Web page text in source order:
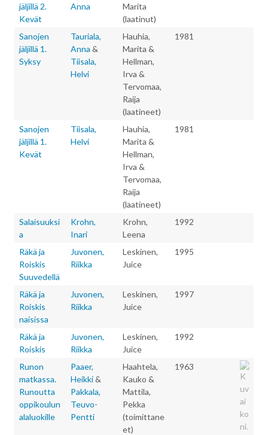
jäljillä 2.
Kevät
Anna
Marita
(laatinut)
Sanojen
jäljillä 1.
Syksy
Tauriala,
Anna &
Tiisala,
Helvi
Hauhia,
Marita &
Hellman,
Irva &
Tervomaa,
Raija
(laatineet)
1981
Sanojen
jäljillä 1.
Kevät
Tiisala,
Helvi
Hauhia,
Marita &
Hellman,
Irva &
Tervomaa,
Raija
(laatineet)
1981
Salaisuuksi
a
Krohn,
Inari
Krohn,
Leena
1992
Räkä ja
Roiskis
Suuvedellä
Juvonen,
Riikka
Leskinen,
Juice
1995
Räkä ja
Roiskis
naisissa
Juvonen,
Riikka
Leskinen,
Juice
1997
Räkä ja
Roiskis
Juvonen,
Riikka
Leskinen,
Juice
1992
Runon
matkassa.
Runoutta
oppikoulun
alaluokille
Paaer,
Heikki&
Pakkala,
Teuvo-
Pentti
Haahtela,
Kauko &
Mattila,
Pekka
(toimittane
et)
1963